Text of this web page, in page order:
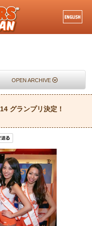
OPEN ARCHIVE
グランプリ決定！